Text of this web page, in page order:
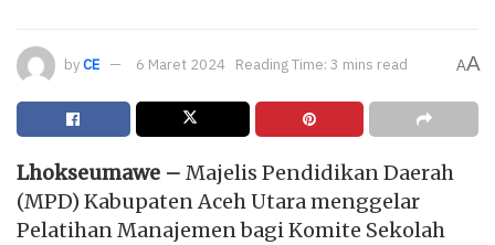
byCE 6 Maret 2024 Reading Time: 3 mins read AA
Lhokseumawe – Majelis Pendidikan Daerah
(MPD) Kabupaten Aceh Utara menggelar
Pelatihan Manajemen bagi Komite Sekolah